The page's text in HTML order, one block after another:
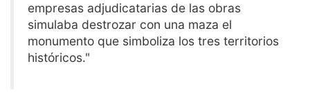
empresas adjudicatarias de las obras
simulaba destrozar con una maza el
monumento que simboliza los tres territorios
históricos."